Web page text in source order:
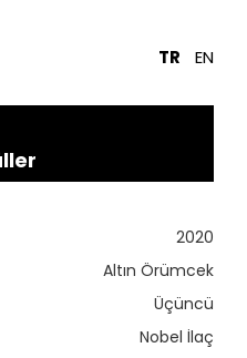
TR EN
2020
Altın Örümcek
Üçüncü
Nobel İlaç